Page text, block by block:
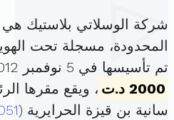
شركة الوسلاتي بلاستيك
المحدودة، مسجلة تحت
تم تأسيسها في 5 نوفمبر 2012 برأس مال قدره
2000 د.ت
، ويقع مقرها
سانية بن قيزة الحرايرية (